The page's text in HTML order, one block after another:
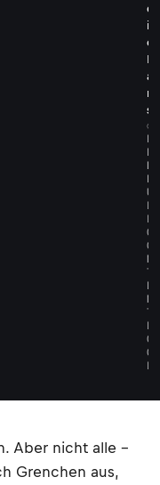
d
i
e
F
a
n
s
©
R
E
D
B
U
L
L
C
O
N
T
E
N
T
P
O
O
L
Aber nicht alle –
Grenchen aus,